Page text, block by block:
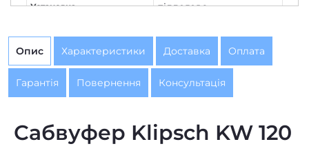
Установка підлогова
Фазоінвертор немає
Опис Характеристики Доставка Оплата
Гарантія Повернення Консультація
Сабвуфер Klipsch KW 120